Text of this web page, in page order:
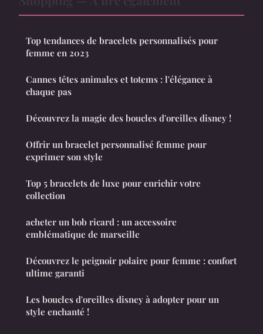
Top tendances de bracelets personnalisés pour
femme en 2023
Cannes têtes animales et totems : l'élégance à
chaque pas
Découvrez la magie des boucles d'oreilles disney !
Offrir un bracelet personnalisé femme pour
exprimer son style
Top 5 bracelets de luxe pour enrichir votre
collection
acheter un bob ricard : un accessoire
emblématique de marseille
Découvrez le peignoir polaire pour femme : confort
ultime garanti
Les boucles d'oreilles disney à adopter pour un
style enchanté !